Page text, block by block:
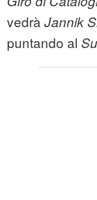
vedrà Jannik
puntando al